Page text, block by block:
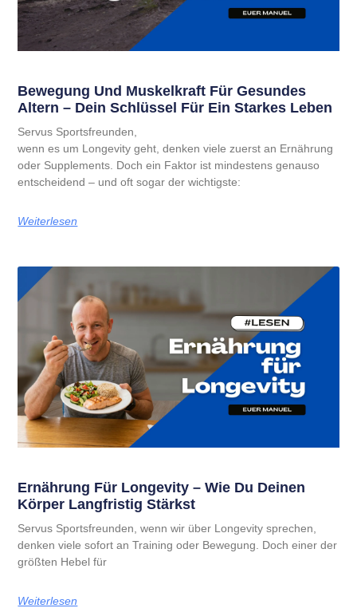
Bewegung Und Muskelkraft Für Gesundes
Altern – Dein Schlüssel Für Ein Starkes Leben
Servus Sportsfreunden,
wenn es um Longevity geht, denken viele zuerst an Ernährung
oder Supplements. Doch ein Faktor ist mindestens genauso
entscheidend – und oft sogar der wichtigste:
Weiterlesen
Ernährung Für Longevity – Wie Du Deinen
Körper Langfristig Stärkst
Servus Sportsfreunden, wenn wir über Longevity sprechen,
denken viele sofort an Training oder Bewegung. Doch einer der
größten Hebel für
Weiterlesen